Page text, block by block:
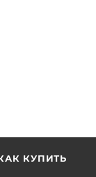
КУПИТЬ